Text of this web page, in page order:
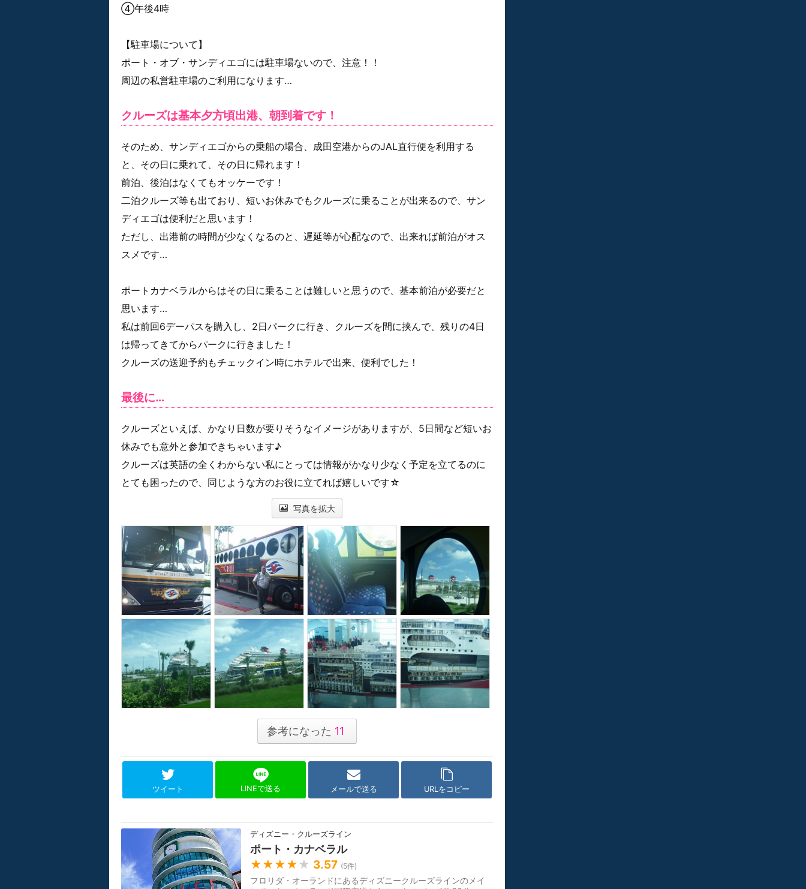
④午後4時
【駐車場について】
ポート・オブ・サンディエゴには駐車場ないので、注意！！
周辺の私営駐車場のご利用になります…
クルーズは基本夕方頃出港、朝到着です！
そのため、サンディエゴからの乗船の場合、成田空港からのJAL直行便を利用する
と、その日に乗れて、その日に帰れます！
前泊、後泊はなくてもオッケーです！
二泊クルーズ等も出ており、短いお休みでもクルーズに乗ることが出来るので、サン
ディエゴは便利だと思います！
ただし、出港前の時間が少なくなるのと、遅延等が心配なので、出来れば前泊がオス
スメです…
ポートカナベラルからはその日に乗ることは難しいと思うので、基本前泊が必要だと
思います…
私は前回6デーパスを購入し、2日パークに行き、クルーズを間に挟んで、残りの4日
は帰ってきてからパークに行きました！
クルーズの送迎予約もチェックイン時にホテルで出来、便利でした！
最後に…
クルーズといえば、かなり日数が要りそうなイメージがありますが、5日間など短いお
休みでも意外と参加できちゃいます♪
クルーズは英語の全くわからない私にとっては情報がかなり少なく予定を立てるのに
とても困ったので、同じような方のお役に立てれば嬉しいです☆
写真を拡大
参考になった 11
ツイート LINEで送る メールで送る URLをコピー
ディズニー・クルーズライン
ポート・カナベラル
★★★★ ★ 3.57 (5件)
フロリダ・オーランドにあるディズニークルーズラインのメイ